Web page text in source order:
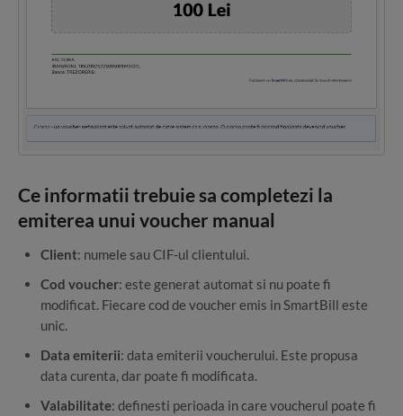
Ce informatii trebuie sa completezi la
emiterea unui voucher manual
Client: numele sau CIF-ul clientului.
Cod voucher: este generat automat si nu poate fi
modificat. Fiecare cod de voucher emis in SmartBill este
unic.
Data emiterii: data emiterii voucherului. Este propusa
data curenta, dar poate fi modificata.
Valabilitate: definesti perioada in care voucherul poate fi